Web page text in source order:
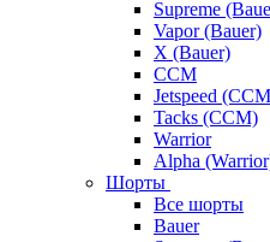
Supreme
Vapor (Bauer)
X (Bauer)
CCM
Jetspeed
Tacks (CCM)
Warrior
Alpha
Шорты
Все шорты
Bauer